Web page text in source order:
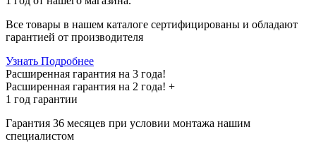
Все товары в нашем каталоге сертифицированы и обладают
гарантией от производителя
Узнать Подробнее
Расширенная гарантия на 3 года!
Расширенная гарантия на 2 года! +
1 год гарантии
Гарантия 36 месяцев при условии монтажа нашим
специалистом